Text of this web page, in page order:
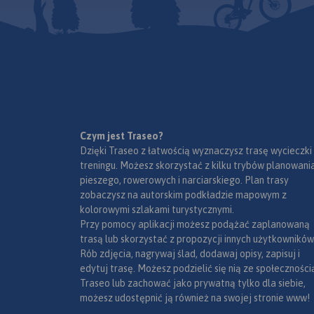
Czym jest Traseo?
Dzięki Traseo z łatwością wyznaczysz trasę wycieczki
treningu. Możesz skorzystać z kilku trybów
pieszego, rowerowych i narciarskiego. Plan trasy
zobaczysz na autorskim podkładzie mapowym z
kolorowymi szlakami turystycznymi.
Przy pomocy aplikacji możesz podążać zaplanowaną
trasą lub skorzystać z propozycji innych użytkowników.
Rób zdjęcia, nagrywaj ślad, dodawaj opisy, zapisuj i
edytuj trasę. Możesz podzielić się nią ze
Traseo lub zachować jako prywatną tylko dla siebie,
możesz udostępnić ją również na swojej stronie www!